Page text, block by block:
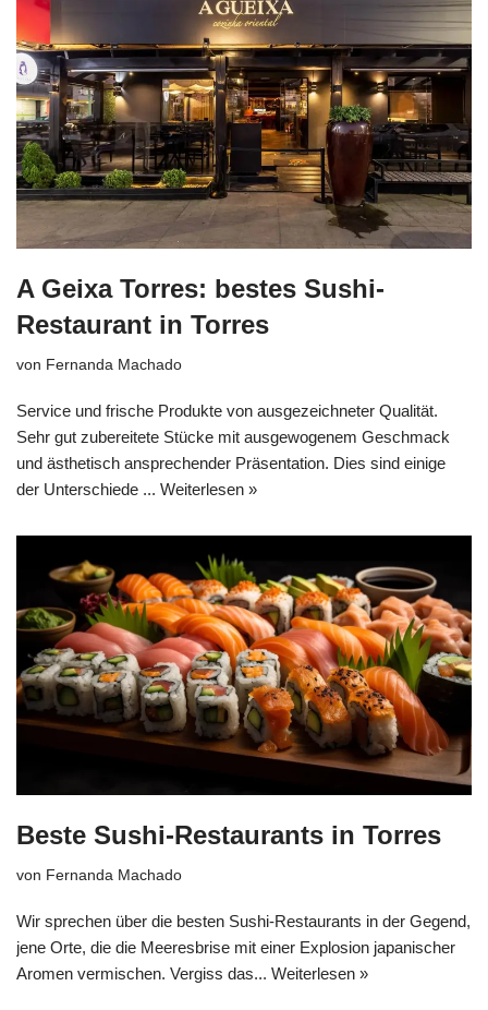
A Geixa Torres: bestes Sushi-
Restaurant in Torres
von Fernanda Machado
Service und frische Produkte von ausgezeichneter Qualität.
Sehr gut zubereitete Stücke mit ausgewogenem Geschmack
und ästhetisch ansprechender Präsentation. Dies sind einige
der Unterschiede ... Weiterlesen »
Beste Sushi-Restaurants in Torres
von Fernanda Machado
Wir sprechen über die besten Sushi-Restaurants in der Gegend,
jene Orte, die die Meeresbrise mit einer Explosion japanischer
Aromen vermischen. Vergiss das... Weiterlesen »